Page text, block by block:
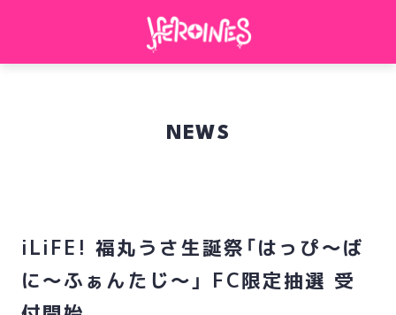
NEWS
iLiFE! 福丸うさ生誕祭「はっぴ～ば
に～ふぁんたじ～」 FC限定抽選 受